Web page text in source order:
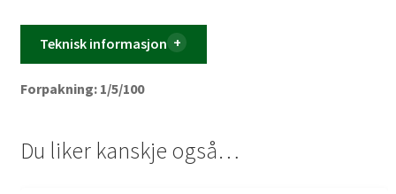
Teknisk informasjon
Forpakning: 1/5/100
Du liker kanskje også…